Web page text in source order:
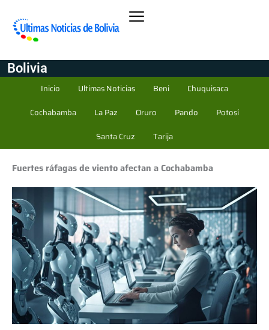
Bolivia
Inicio Ultimas Noticias Beni
Chuquisaca
Cochabamba
La Paz Oruro Pando
Potosí
Santa Cruz
Tarija
Fuertes ráfagas de viento afectan a Cochabamba